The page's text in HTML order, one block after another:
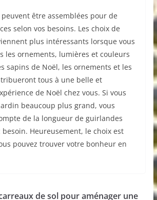
être assemblées pour de
selon vos besoins. Les choix de
plus intéressants lorsque vous
les ornements, lumières et couleurs
sapins de Noël, les ornements et les
tous à une belle et
de Noël chez vous. Si vous
beaucoup plus grand, vous
de la longueur de guirlandes
besoin. Heureusement, le choix est
pouvez trouver votre bonheur en
de sol pour aménager une